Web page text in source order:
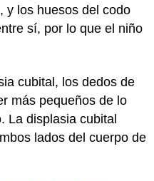
y los huesos del codo
sí, por lo que el niño
cubital, los dedos de
más pequeños de lo
La displasia cubital
lados del cuerpo de